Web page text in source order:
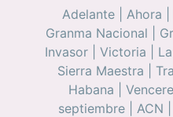
Adelante Ahora
Granma Nacional
Invasor
Victoria
Sierra Maestra
Habana
septiembre| ACN